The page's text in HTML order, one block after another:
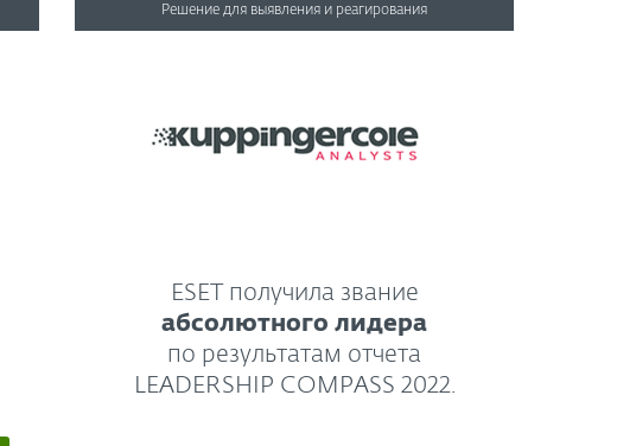
Решение для выявления и реагирования
ESET получила звание
абсолютного лидера
по результатам отчета
LEADERSHIP COMPASS 2022.